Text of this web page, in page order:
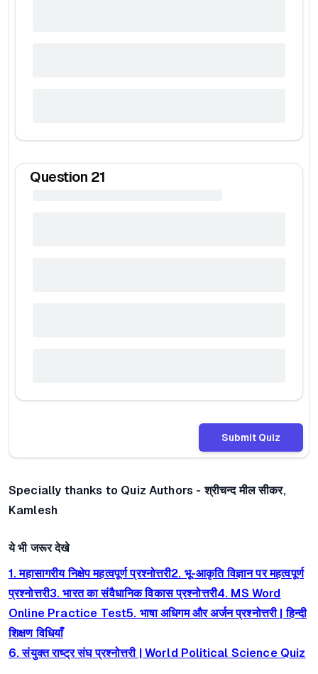
Question 21
Submit Quiz
Specially thanks to Quiz Authors - श्रीचन्द मील सीकर,
Kamlesh
ये भी जरूर देखे
1. महासागरीय निक्षेप महत्वपूर्ण प्रश्नोत्तरी2. भू-आकृति विज्ञान पर महत्वपूर्ण
प्रश्नोत्तरी3. भारत का संवैधानिक विकास प्रश्नोत्तरी4. MS Word
Online Practice Test5. भाषा अधिगम और अर्जन प्रश्नोत्तरी | हिन्दी
शिक्षण विधियाँ
6. संयुक्त राष्ट्र संघ प्रश्नोत्तरी | World Political Science Quiz